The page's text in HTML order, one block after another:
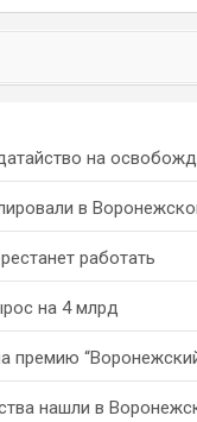
на
в
работать
на 4 млрд
премию
нашли в